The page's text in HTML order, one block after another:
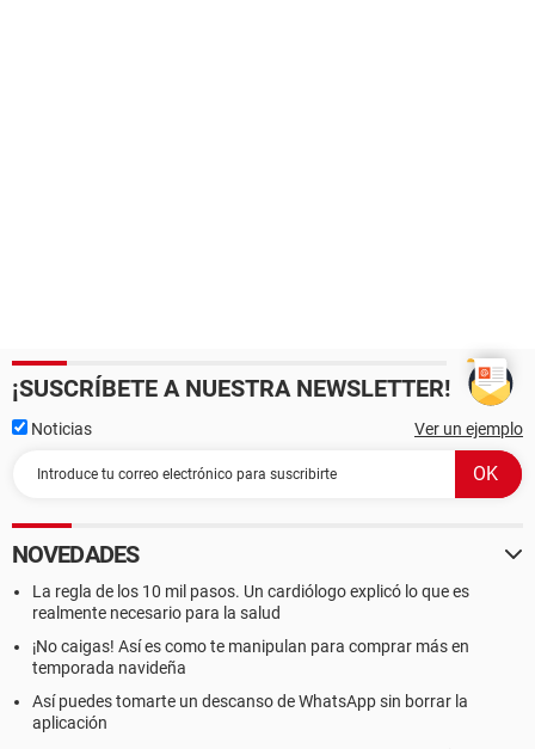
¡SUSCRÍBETE A NUESTRA NEWSLETTER!
Noticias Ver un ejemplo
NOVEDADES
La regla de los 10 mil pasos. Un cardiólogo explicó lo que es
realmente necesario para la salud
¡No caigas! Así es como te manipulan para comprar más en
temporada navideña
Así puedes tomarte un descanso de WhatsApp sin borrar la
aplicación